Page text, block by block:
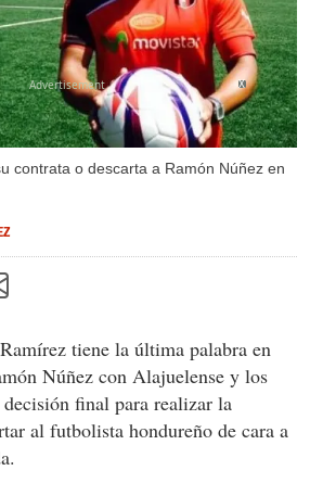
contrata o descarta a Ramón Núñez en
X
tiene la última palabra en
Núñez con Alajuelense y los
final para realizar la
al futbolista hondureño de cara a